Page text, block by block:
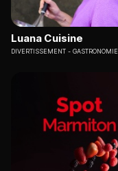
Luana Cuisine
DIVERTISSEMENT GASTRONOMIE